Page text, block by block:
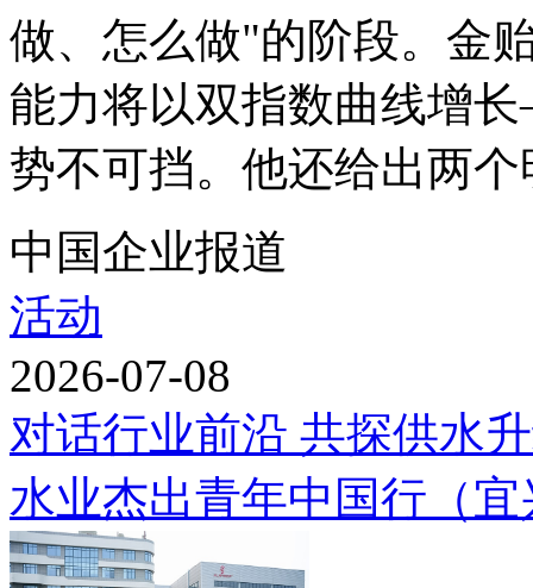
做、怎么做"的阶段。金
能力将以双指数曲线增
势不可挡。他还给出两个
中国企业报道
活动
2026-07-08
对话行业前沿 共探供水
水业杰出青年中国行（宜